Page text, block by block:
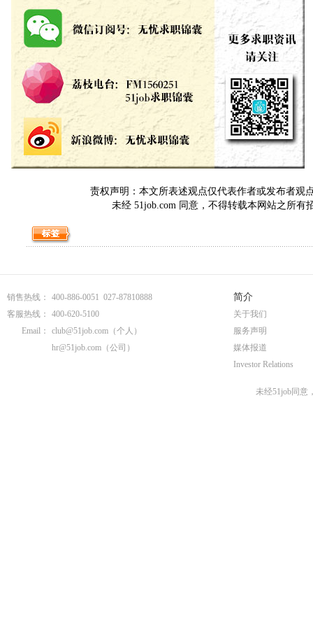
责权声明：本文所表述观点仅代表作者或发布者观
未经 51job.com 同意，不得转载本网站之所有
销售热线：
400-886-0051 027-87810888
客服热线：
400-620-5100
Email：
club@51job.com （个人）
hr@51job.com （公司）
简介
关于我们
服务声明
媒体报道
Investor Relations
未经51job同意